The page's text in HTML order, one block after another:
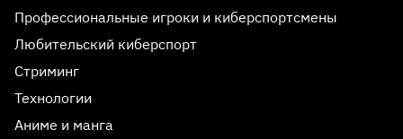
Профессиональные игроки и киберспортсмены
Любительский киберспорт
Стриминг
Технологии
Аниме и манга